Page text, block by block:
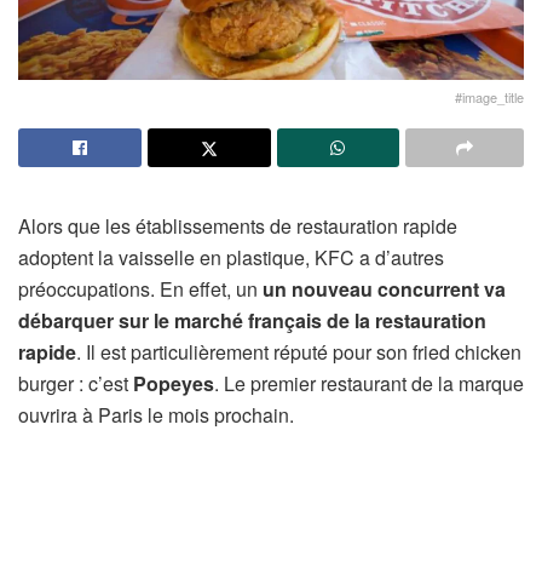
#image_title
Alors que les établissements de restauration rapide
adoptent la vaisselle en plastique, KFC a d’autres
préoccupations. En effet, un un nouveau concurrent va
débarquer sur le marché français de la restauration
rapide. Il est particulièrement réputé pour son fried chicken
burger : c’est Popeyes. Le premier restaurant de la marque
ouvrira à Paris le mois prochain.